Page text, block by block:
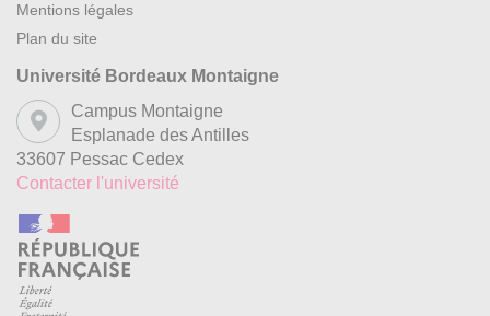
Mentions légales
Plan du site
Université Bordeaux Montaigne
Campus Montaigne
Esplanade des Antilles
33607 Pessac Cedex
Contacter l'université